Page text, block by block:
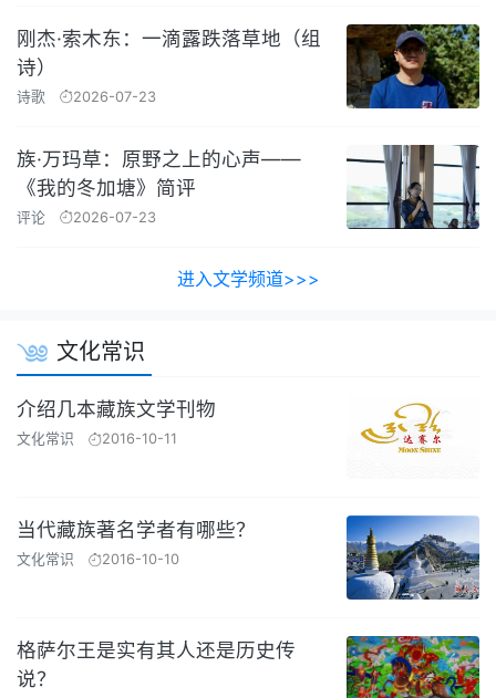
刚杰·索木东：一滴露跌落草地（组
诗）
诗歌 2026-07-23
族·万玛草：原野之上的心声——
《我的冬加塘》简评
评论 2026-07-23
进入文学频道>>>
文化常识
介绍几本藏族文学刊物
文化常识 2016-10-11
当代藏族著名学者有哪些？
文化常识 2016-10-10
格萨尔王是实有其人还是历史传
说？